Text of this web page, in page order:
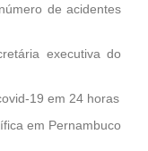
de acidentes
executiva do
19 em 24 horas
em Pernambuco